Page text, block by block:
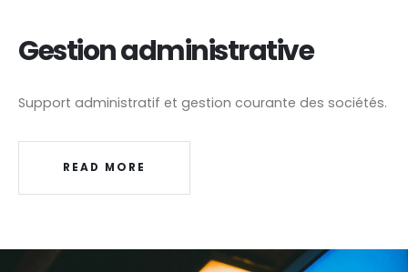
Gestion administrative
Support administratif et gestion courante des sociétés.
READ MORE